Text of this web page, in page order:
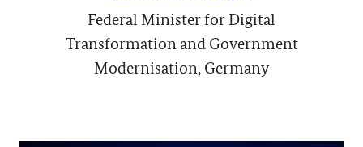
Federal Minister for Digital
Transformation and Government
Modernisation, Germany